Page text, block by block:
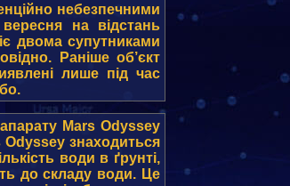
небезпечними
на відстань
двома супутниками
Раніше об’єкт
лише під час
Mars Odyssey
знаходиться
води в ґрунті,
до складу води. Це